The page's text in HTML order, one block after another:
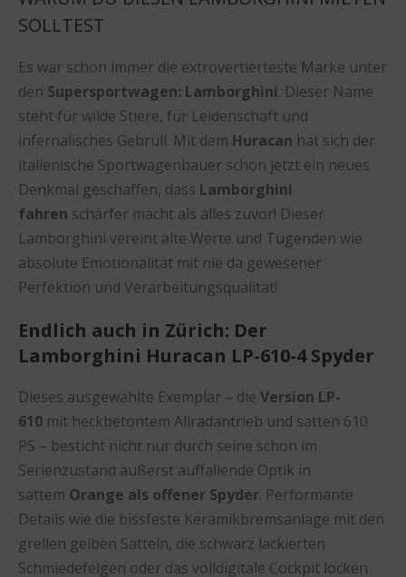
SOLLTEST
Es war schon immer die extrovertierteste Marke unter
den Supersportwagen: Lamborghini. Dieser Name
steht für wilde Stiere, für Leidenschaft und
infernalisches Gebrüll. Mit dem Huracan hat sich der
italienische Sportwagenbauer schon jetzt ein neues
Denkmal geschaffen, dass Lamborghini
fahren schärfer macht als alles zuvor! Dieser
Lamborghini vereint alte Werte und Tugenden wie
absolute Emotionalität mit nie da gewesener
Perfektion und Verarbeitungsqualität!
Endlich auch in Zürich: Der
Lamborghini Huracan LP-610-4 Spyder
Dieses ausgewählte Exemplar – die Version LP-
610 mit heckbetontem Allradantrieb und satten 610
PS – besticht nicht nur durch seine schon im
Serienzustand äußerst auffallende Optik in
sattem Orange als offener Spyder. Performante
Details wie die bissfeste Keramikbremsanlage mit den
grellen gelben Sätteln, die schwarz lackierten
Schmiedefelgen oder das volldigitale Cockpit locken